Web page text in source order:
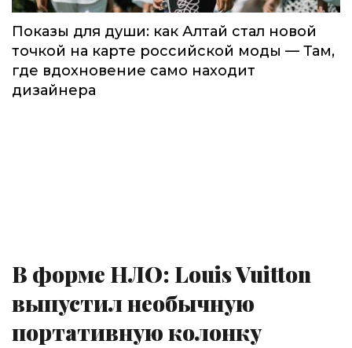
Показы для души: как Алтай стал новой
точкой на карте российской моды — Там,
где вдохновение само находит
дизайнера
В форме НЛО: Louis Vuitton
выпустил необычную
портативную колонку